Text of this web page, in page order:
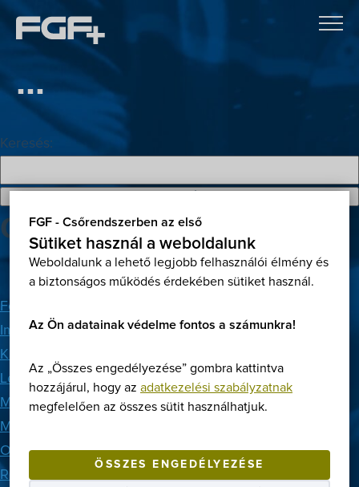
FGF - Csőrendszerben az első
Sütiket használ a weboldalunk
Weboldalunk a lehető legjobb felhasználói élmény és
a biztonságos működés érdekében sütiket használ.
Az Ön adatainak védelme fontos a számunkra!
Az „Összes engedélyezése” gombra kattintva
hozzájárul, hogy az adatkezelési szabályzatnak
megfelelően az összes sütit használhatjuk.
ÖSSZES ENGEDÉLYEZÉSE
...
Keresés:
Oldalak
Főoldal
Impresszum
Kapcsolat
Letöltések
Márkák
Megoldások
Oldaltérkép
Rólunk